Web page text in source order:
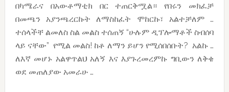
በካሜራና በአውቶማቲክ በር ተጠርቅሟል። የበሩን መክፈቻ
በመጫን አያንጫረርኩት ለማስከፈት ሞከርኩ፣ አልተቻለም …
ተሰላችቸ ልመለስ ስል መልስ ተሰጠኝ “ሁሉም ዲፕሎማቶች ስብሰባ
ላይ ናቸው” የሚል መልስ! ከቶ ለማን ይሆን የሚሰበሰቡት? አልኩ …
ለእኛ መሆኑ አልዋጥልህ አለኝ እና እያጉረመረምኩ ግቢውን ለቅቄ
ወደ መጠለያው አመራሁ …